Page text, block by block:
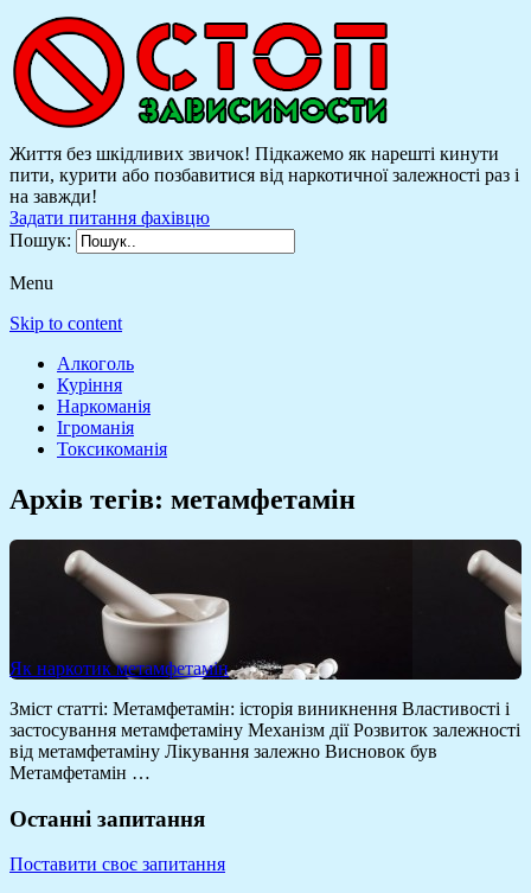
Життя без шкідливих звичок! Підкажемо як нарешті кинути
пити, курити або позбавитися від наркотичної залежності раз і
на завжди!
Задати питання фахівцю
Пошук:
Menu
Skip to content
Алкоголь
Куріння
Наркоманія
Ігроманія
Токсикоманія
Архів тегів: метамфетамін
Як наркотик метамфетамін
Зміст статті: Метамфетамін: історія виникнення Властивості і
застосування метамфетаміну Механізм дії Розвиток залежності
від метамфетаміну Лікування залежно Висновок був
Метамфетамін …
Останні запитання
Поставити своє запитання